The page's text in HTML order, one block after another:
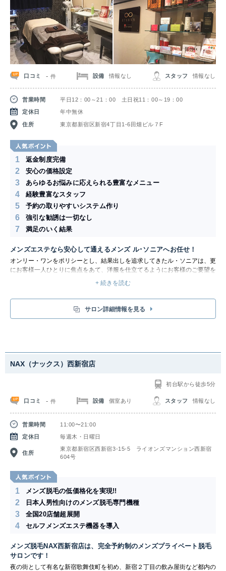
口コミ -件 設備 情報なし スタッフ 情報なし
営業時間
平日12：00～21：00 土日祝11：00～19：00
定休日
年中無休
住所 東京都新宿区新宿4丁目1-6田畑ビル７F
1 返金制度完備
2 安心の価格設定
3 あらゆるお悩みに応えられる豊富なメニュー
4 経験豊富なスタッフ
5 予約の取りやすいシステム作り
6 強引な勧誘は一切なし
7 満足のいく結果
メンズエステなら安心して通えるメンズ ル･ソニアへお任せ！
オンリー・ワンをポリシーとし、結果出しを追求してきたル・ソニアは、更
にお客様一人ひとりに焦点をあて、洋服を仕立てるようにお客様のご要望を
伺い、ご一緒に理想の美を引き出すという「テーラード美容」を、安心・納
得のいく料金でご提案いたします。また、 「究極の癒し」、「リラクゼー
ション」で心と身体のバランスを整え、メディカルとの融合で「現状の肌ト
ラブルの改善」、「体質改善」を行いながら、理想のお肌・プロポーション
+ 続きを読む
サロン詳細情報を見る
NAX（ナックス）西新宿店
初台駅から徒歩5分
口コミ -件 設備 個室あり スタッフ 情報なし
営業時間
11:00〜21:00
定休日
毎週木・日曜日
住所
東京都新宿区西新宿3-15-5 ライオンズマンション西新宿
604号
1 メンズ脱毛の低価格化を実現!!
2 日本人男性向けのメンズ脱毛専門機種
3 全国20店舗超展開
4 セルフメンズエステ機器を導入
メンズ脱毛NAX西新宿店は、完全予約制のメンズプライベート脱毛
サロンです！
夜の街として有名な新宿歌舞伎町を初め、新宿２丁目の飲み屋街など都内の